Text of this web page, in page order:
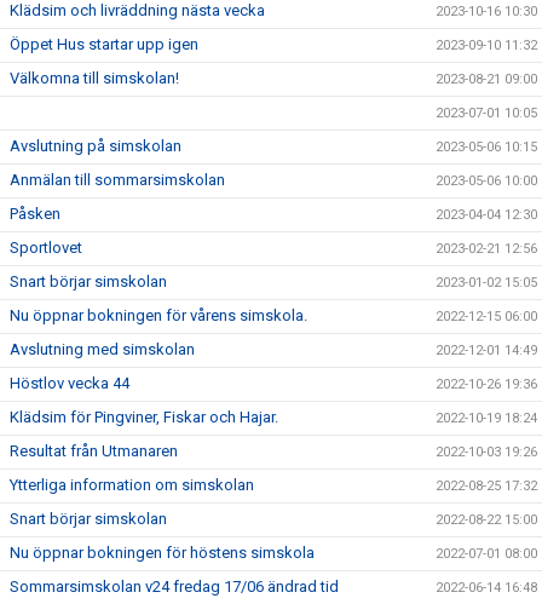
Klädsim och livräddning nästa vecka 2023-10-16 10:30
Öppet Hus startar upp igen 2023-09-10 11:32
Välkomna till simskolan! 2023-08-21 09:00
2023-07-01 10:05
Avslutning på simskolan 2023-05-06 10:15
Anmälan till sommarsimskolan 2023-05-06 10:00
Påsken 2023-04-04 12:30
Sportlovet 2023-02-21 12:56
Snart börjar simskolan 2023-01-02 15:05
Nu öppnar bokningen för vårens simskola. 2022-12-15 06:00
Avslutning med simskolan 2022-12-01 14:49
Höstlov vecka 44 2022-10-26 19:36
Klädsim för Pingviner, Fiskar och Hajar. 2022-10-19 18:24
Resultat från Utmanaren 2022-10-03 19:26
Ytterliga information om simskolan 2022-08-25 17:32
Snart börjar simskolan 2022-08-22 15:00
Nu öppnar bokningen för höstens simskola 2022-07-01 08:00
Sommarsimskolan v24 fredag 17/06 ändrad tid 2022-06-14 16:48